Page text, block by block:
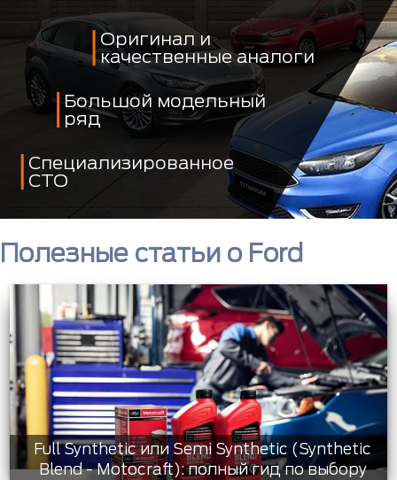
Оригинал и
качественные аналоги
Большой модельный
ряд
Специализированное
СТО
Полезные статьи о Ford
Full Synthetic или Semi Synthetic (Synthetic
Blend - Motocraft): полный гид по выбору